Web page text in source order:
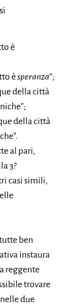
è
èsperanza“;
della città
della città
al pari,
3?
casi simili,
ben
instaura
reggente
trovare
due